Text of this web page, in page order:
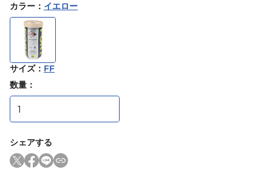
カラー ： イエロー
サイズ： FF
数量：
シェアする